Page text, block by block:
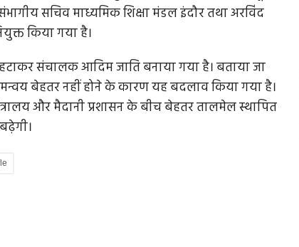
सचिव माध्यमिक शिक्षा मंडल इंदौर तथा अरविंद
किया गया है।
संचालक आदिम जाति बनाया गया है। बताया जा
बेहतर नहीं होने के कारण यह बदलाव किया गया है।
और मैदानी प्रशासन के बीच बेहतर तालमेल स्थापित
भारत के निवेश वाले चाबहार पोर्ट पर अमेरिकी हमला,
ट्रंप...
अमेरिका ने कल रात ईरान के चाबहार पोर्ट पर हमला किया था